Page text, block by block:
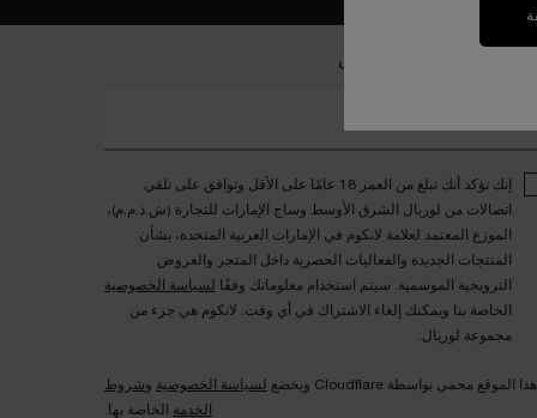
إلى عالم لانكوم الخاص
إنك تؤكد أنك تبلغ من العمر 18 عامًا على الأقل وتوافق على تلقي
اتصالات من لوريال الشرق الأوسط وساج الإمارات للتجارة (ش.ذ.م.م)،
الموزع المعتمد لعلامة لانكوم في الإمارات العربية المتحدة، بشأن
المنتجات الجديدة والفعاليات الحصرية داخل المتجر والعروض
الترويجية الموسمية. سيتم استخدام معلوماتك وفقًا
لسياسة الخصوصية
الخاصة بنا ويمكنك إلغاء الاشتراك في أي وقت. لانكوم هي جزء من
مجموعة لوريال.
هذا الموقع محمي بواسطة Cloudflare ويخضع لسياسة الخصوصية وشروط
الخدمة الخاصة بها.